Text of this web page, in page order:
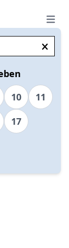
Open
10
11
17